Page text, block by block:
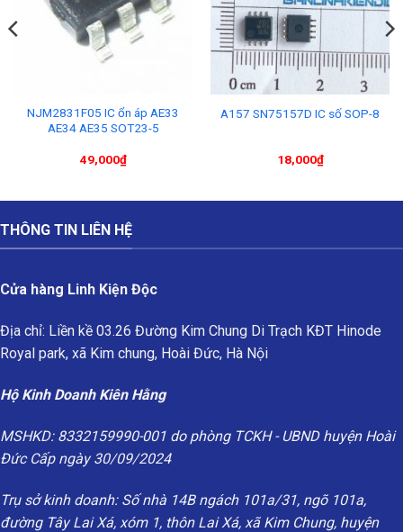
NJM2831F05 IC ổn áp AE33
AE34 AE35 SOT23-5
49,000₫
A157 SN75157D IC số SOP-8
18,000₫
THÔNG TIN LIÊN HỆ
Cửa hàng Linh Kiện Độc
Địa chỉ: Liền kề 03.26 Đường Kim Chung Di Trạch KĐT Hinode
Royal park, xã Kim chung, Hoài Đức, Hà Nội
Hộ Kinh Doanh Kiên Hằng
MSHKD: 8332159990-001 do phòng TCKH - UBND huyện Hoài
Đức Cấp ngày 30/09/2024
Trụ sở kinh doanh: Số nhà 14B ngách 101a/31, ngõ 101a,
đường Tây Lai Xá, xóm 1, thôn Lai Xá, xã Kim Chung, huyện